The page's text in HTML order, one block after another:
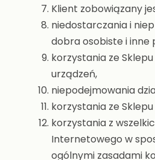
Klient zobowiązany
niedostarczania i
dobra osobiste i
korzystania ze
urządzeń,
niepodejmowania
korzystania ze
korzystania z
Internetowego w
ogólnymi zasadami